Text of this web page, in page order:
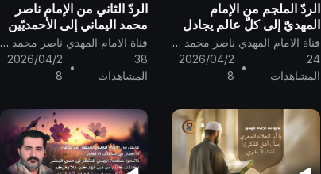
الردّ الملجم من الإمام
المهديّ إلى كلّ عالمٍ يجادل
في اسم الله الأعظم ..
قناة الامام المهدي ناصر محمد اليماني
24
المشاهدات
•
2026/04/2
8
الردّ الثاني من الإمام ناصر
محمد اليماني إلى الأحمديّين
الذين ضلّ سعيُهم في الحياة
الدنيا ويحسبون أنّهم مهتدون
..
قناة الامام المهدي ناصر محمد اليماني
38
المشاهدات
•
2026/04/2
8